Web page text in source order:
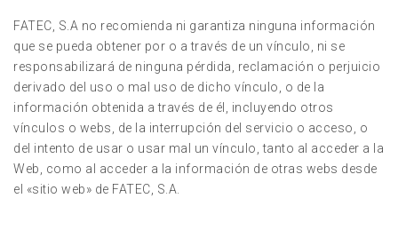
FATEC, S.A no recomienda ni garantiza ninguna información
que se pueda obtener por o a través de un vínculo, ni se
responsabilizará de ninguna pérdida, reclamación o perjuicio
derivado del uso o mal uso de dicho vínculo, o de la
información obtenida a través de él, incluyendo otros
vínculos o webs, de la interrupción del servicio o acceso, o
del intento de usar o usar mal un vínculo, tanto al acceder a la
Web, como al acceder a la información de otras webs desde
el «sitio web» de FATEC, S.A.